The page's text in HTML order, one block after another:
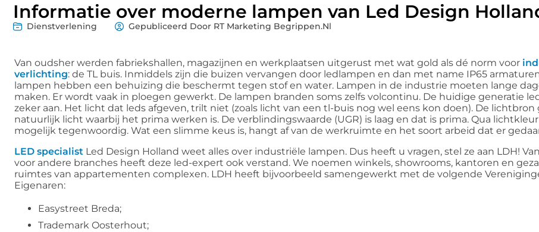
Informatie over moderne lampen van Led Design
Dienstverlening Gepubliceerd Door RT Marketing Begrippen.nl
Van oudsher werden fabriekshallen, magazijnen en werkplaatsen uitgerust met wat gold als dé norm voor
verlichting: de TL buis. Inmiddels zijn die buizen vervangen door ledlampen en dan met name IP65
lampen hebben een behuizing die beschermt tegen stof en water. Lampen in de industrie moeten lange
maken. Er wordt vaak in ploegen gewerkt. De lampen branden soms zelfs volcontinu. De huidige generatie
zeker aan. Het licht dat leds afgeven, trilt niet (zoals licht van een tl-buis nog wel eens kon doen). De
natuurlijk licht waarbij het prima werken is. De verblindingswaarde (UGR) is laag en dat is prima. Qua lichtkleur
mogelijk tegenwoordig. Wat een slimme keus is, hangt af van de werkruimte en het soort arbeid dat er
LED specialist Led Design Holland weet alles over industriële lampen. Dus heeft u vragen, stel ze aan LDH!
voor andere branches heeft deze led-expert ook verstand. We noemen winkels, showrooms, kantoren en
ruimtes van appartementen complexen. LDH heeft bijvoorbeeld samengewerkt met de volgende
Eigenaren:
Easystreet Breda;
Trademark Oosterhout;